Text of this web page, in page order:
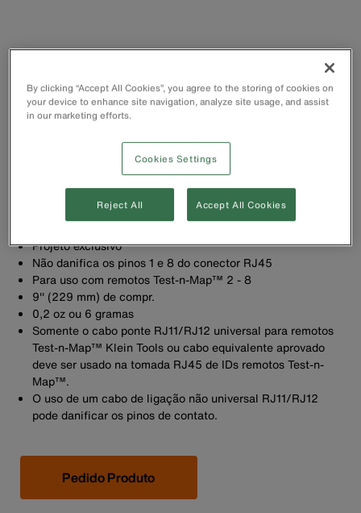
Projeto exclusivo
Não danifica os pinos 1 e 8 do conector RJ45
Para uso com remotos Test-n-Map™ 2 - 8
9'' (229 mm) de compr.
0,2 oz ou 6 gramas
Somente o cabo ponte RJ11/RJ12 universal para remotos
Test-n-Map™ Klein Tools ou cabo equivalente aprovado
deve ser usado na tomada RJ45 de IDs remotos Test-n-
Map™.
O uso de um cabo de ligação não universal RJ11/RJ12
pode danificar os pinos de contato.
Pedido Produto
By clicking “Accept All Cookies”, you agree to the storing of cookies on
your device to enhance site navigation, analyze site usage, and assist
in our marketing efforts.
Cookies Settings
Reject All Accept All Cookies